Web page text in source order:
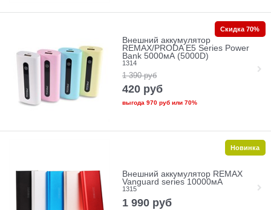
Внешний аккумулятор
REMAX/PRODA E5 Series Power
Bank 5000мА (5000D)
1314
1 390 руб
420 руб
выгода 970 рубили 70%
Скидка 70%
Внешний аккумулятор REMAX
Vanguard series 10000мА
1315
1 990 руб
Новинка